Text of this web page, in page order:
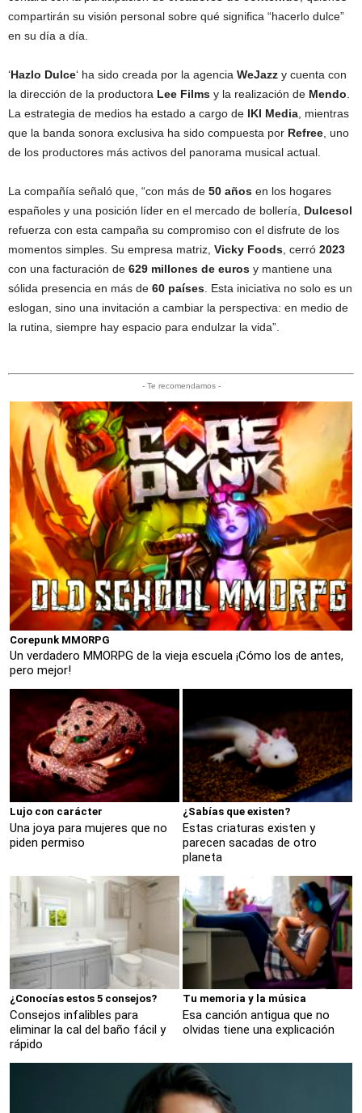
compartirán su visión personal sobre qué significa “hacerlo dulce”
en su día a día.
‘Hazlo Dulce‘ ha sido creada por la agencia WeJazz y cuenta con
la dirección de la productora Lee Films y la realización de Mendo.
La estrategia de medios ha estado a cargo de IKI Media, mientras
que la banda sonora exclusiva ha sido compuesta por Refree, uno
de los productores más activos del panorama musical actual.
La compañía señaló que, “con más de 50 años en los hogares
españoles y una posición líder en el mercado de bollería, Dulcesol
refuerza con esta campaña su compromiso con el disfrute de los
momentos simples. Su empresa matriz, Vicky Foods, cerró 2023
con una facturación de 629 millones de euros y mantiene una
sólida presencia en más de 60 países. Esta iniciativa no solo es un
eslogan, sino una invitación a cambiar la perspectiva: en medio de
la rutina, siempre hay espacio para endulzar la vida”.
- Te recomendamos -
Corepunk MMORPG
Un verdadero MMORPG de la vieja escuela ¡Cómo los de antes,
pero mejor!
Lujo con carácter
Una joya para mujeres que no
piden permiso
¿Sabías que existen?
Estas criaturas existen y
parecen sacadas de otro
planeta
¿Conocías estos 5 consejos?
Consejos infalibles para
eliminar la cal del baño fácil y
rápido
Tu memoria y la música
Esa canción antigua que no
olvidas tiene una explicación